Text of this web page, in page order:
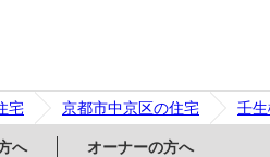
宅 京都市中京区の住宅 壬
へ オーナーの方へ